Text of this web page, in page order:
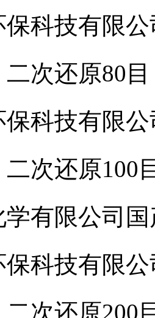
科技有限公
次还原80目
科技有限公
次还原100
有限公司
科技有限公
次还原200